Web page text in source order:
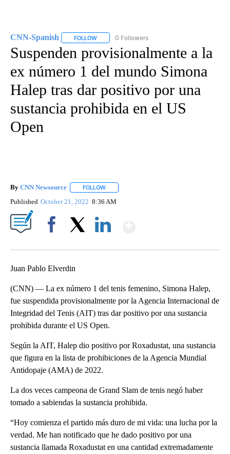
CNN-Spanish FOLLOW FOLLOW "CNN-SPANISH" TO RECEIVE
0 Followers
Suspenden provisionalmente a la
ex número 1 del mundo Simona
Halep tras dar positivo por una
sustancia prohibida en el US
Open
By CNN Newsource FOLLOW
Published October 21, 2022 8:36 AM
Juan Pablo Elverdin
(CNN) — La ex número 1 del tenis femenino, Simona Halep,
fue suspendida provisionalmente por la Agencia Internacional de
Integridad del Tenis (AIT) tras dar positivo por una sustancia
prohibida durante el US Open.
Según la AIT, Halep dio positivo por Roxadustat, una sustancia
que figura en la lista de prohibiciones de la Agencia Mundial
Antidopaje (AMA) de 2022.
La dos veces campeona de Grand Slam de tenis negó haber
tomado a sabiendas la sustancia prohibida.
“Hoy comienza el partido más duro de mi vida: una lucha por la
verdad. Me han notificado que he dado positivo por una
sustancia llamada Roxadustat en una cantidad extremadamente